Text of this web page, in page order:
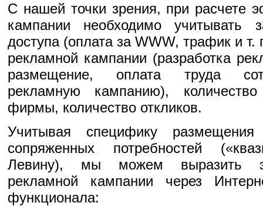
С нашей точки зрения, при расчете
кампании необходимо учитывать
доступа (оплата за WWW, трафик и т.
рекламной кампании (разработка
размещение, оплата труда
рекламную кампанию),
фирмы, количество откликов.
Учитывая специфику
сопряженных потребностей
Левину), мы можем выразить
рекламной кампании через
функционала: